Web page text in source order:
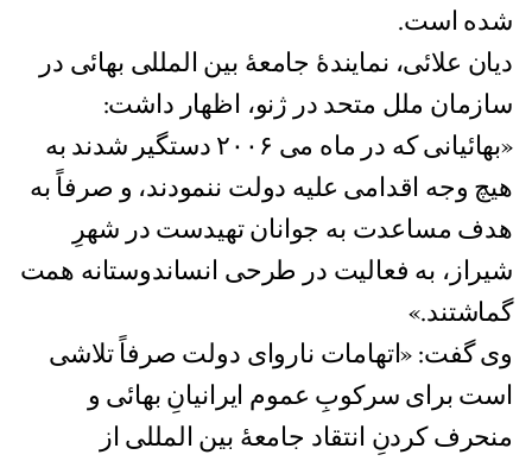
شده است.
دیان علائی، نمایندۀ جامعۀ بین المللی بهائی در
سازمان ملل متحد در ژنو، اظهار داشت:
«بهائیانی که در ماه می ٢٠٠۶ دستگیر شدند به
هیچ وجه اقدامی علیه دولت ننمودند، و صرفاً به
هدف مساعدت به جوانان تهیدست در شهرِ
شیراز، به فعالیت در طرحی انساندوستانه همت
گماشتند.»
وی گفت: «اتهامات ناروای دولت صرفاً تلاشی
است برای سرکوبِ عموم ایرانیانِ بهائی و
منحرف کردنِ انتقاد جامعۀ بین المللی از